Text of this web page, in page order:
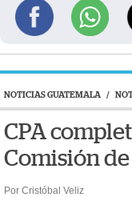
NOTICIAS GUATEMALA /
CPA
Comisión
Por Cristóbal Veliz